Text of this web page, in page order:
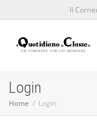
Il
Login
Home Login